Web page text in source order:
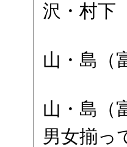
沢・村下
山・島（
山・島（
男女揃っ